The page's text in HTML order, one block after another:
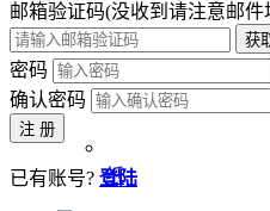
纸
邮箱验证码(没收到请注意邮件
获
密码
确认密码
注 册
已有账号? 登陆